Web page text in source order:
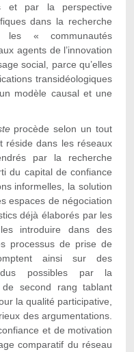
et par la perspective
dans la recherche
« communautés
agents de l’innovation
social, parce qu’elles
transidéologiques
modèle causal et une
procède selon un tout
réside dans les réseaux
par la recherche
du capital de confiance
informelles, la solution
espaces de négociation
déjà élaborés par les
introduire dans des
processus de prise de
ainsi sur des
possibles par la
de second rang tablant
la qualité participative,
des argumentations.
et de motivation
comparatif du réseau